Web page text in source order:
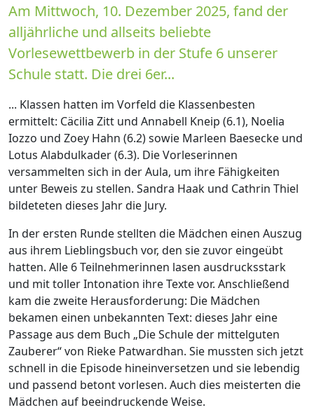
Am Mittwoch, 10. Dezember 2025, fand der
alljährliche und allseits beliebte
Vorlesewettbewerb in der Stufe 6 unserer
Schule statt. Die drei 6er...
... Klassen hatten im Vorfeld die Klassenbesten
ermittelt: Cäcilia Zitt und Annabell Kneip (6.1), Noelia
Iozzo und Zoey Hahn (6.2) sowie Marleen Baesecke und
Lotus Alabdulkader (6.3). Die Vorleserinnen
versammelten sich in der Aula, um ihre Fähigkeiten
unter Beweis zu stellen. Sandra Haak und Cathrin Thiel
bildeteten dieses Jahr die Jury.
In der ersten Runde stellten die Mädchen einen Auszug
aus ihrem Lieblingsbuch vor, den sie zuvor eingeübt
hatten. Alle 6 Teilnehmerinnen lasen ausdrucksstark
und mit toller Intonation ihre Texte vor. Anschließend
kam die zweite Herausforderung: Die Mädchen
bekamen einen unbekannten Text: dieses Jahr eine
Passage aus dem Buch „Die Schule der mittelguten
Zauberer“ von Rieke Patwardhan. Sie mussten sich jetzt
schnell in die Episode hineinversetzen und sie lebendig
und passend betont vorlesen. Auch dies meisterten die
Mädchen auf beeindruckende Weise.